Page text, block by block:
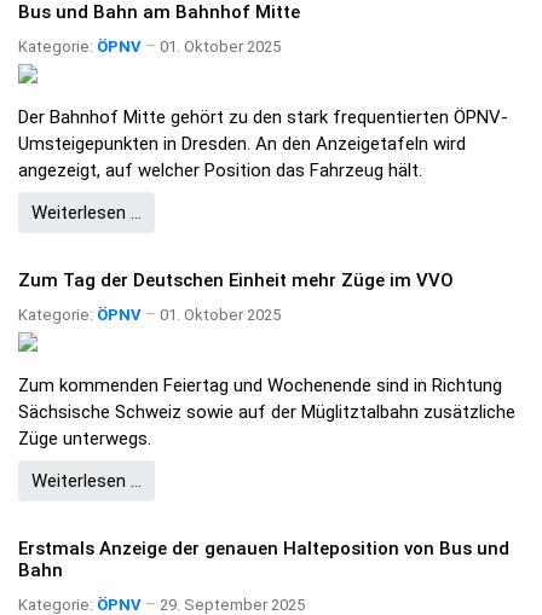
Bus und Bahn am Bahnhof Mitte
Kategorie: ÖPNV 01. Oktober 2025
Der Bahnhof Mitte gehört zu den stark frequentierten ÖPNV-
Umsteigepunkten in Dresden. An den Anzeigetafeln wird
angezeigt, auf welcher Position das Fahrzeug hält.
Weiterlesen …
Zum Tag der Deutschen Einheit mehr Züge im VVO
Kategorie: ÖPNV 01. Oktober 2025
Zum kommenden Feiertag und Wochenende sind in Richtung
Sächsische Schweiz sowie auf der Müglitztalbahn zusätzliche
Züge unterwegs.
Weiterlesen …
Erstmals Anzeige der genauen Halteposition von Bus und
Bahn
Kategorie: ÖPNV 29. September 2025